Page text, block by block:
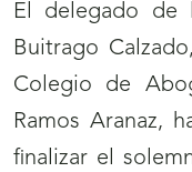
El delegado de
Buitrago
Colegio de
Ramos Aranaz,
finalizar el